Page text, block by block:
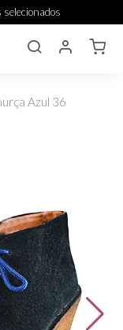
Azul 36